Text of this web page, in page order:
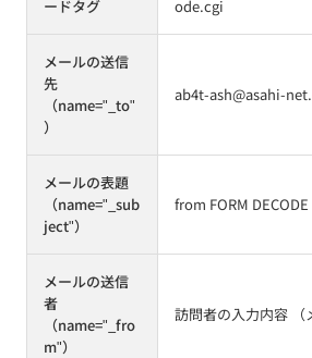
ードタグ
ode.cgi
メールの送信
先
（name="_to"
）
ab4t-ash@asahi-
メールの表題
（name="_sub
ject"）
from FORM DECODE
メールの送信
者
（name="_fro
m"）
訪問者の入力内容 （